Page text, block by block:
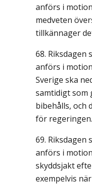
anförs i
medveten
tillkännager
Riksdagen
anförs i
Sverige ska
samtidigt som
bibehålls, och
för regeringen.
Riksdagen
anförs i
skyddsjakt
exempelvis